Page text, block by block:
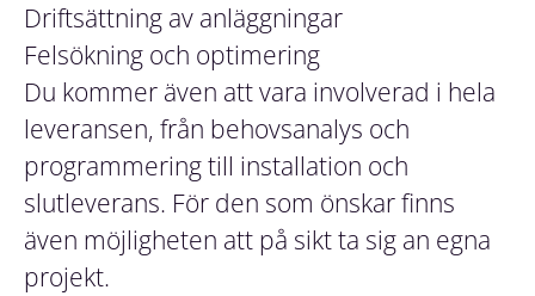
Driftsättning av anläggningar
Felsökning och optimering
Du kommer även att vara involverad i hela
leveransen, från behovsanalys och
programmering till installation och
slutleverans. För den som önskar finns
även möjligheten att på sikt ta sig an egna
projekt.